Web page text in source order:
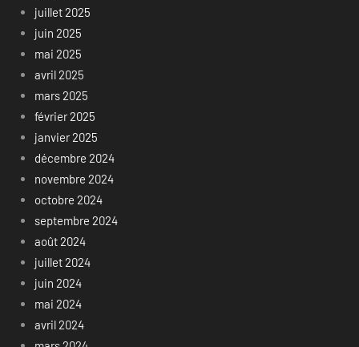
juillet 2025
juin 2025
mai 2025
avril 2025
mars 2025
février 2025
janvier 2025
décembre 2024
novembre 2024
octobre 2024
septembre 2024
août 2024
juillet 2024
juin 2024
mai 2024
avril 2024